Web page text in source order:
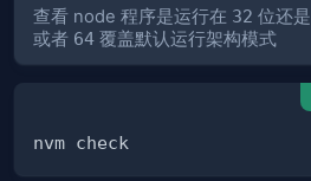
查看 node 程序是运行在 32 位还是
或者 64 覆盖默认运行架构模式